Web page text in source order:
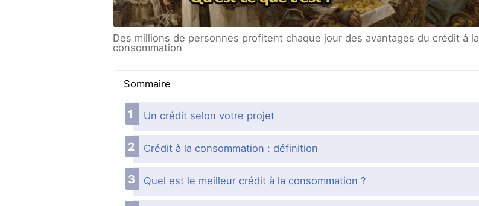
Des millions de personnes profitent chaque jour des avantages du crédit à la
consommation
Sommaire
Un crédit selon votre projet
Crédit à la consommation : définition
Quel est le meilleur crédit à la consommation ?